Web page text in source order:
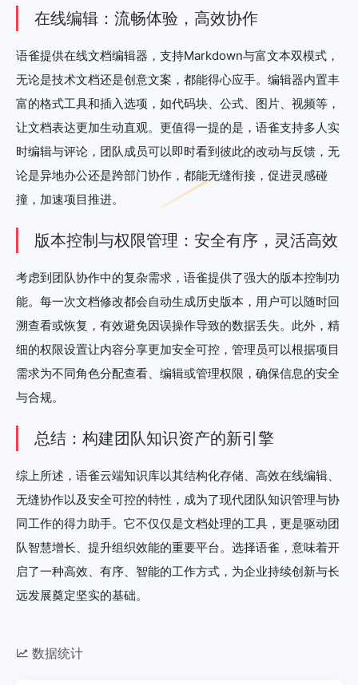
在线编辑：流畅体验，高效协作
语雀提供在线文档编辑器，支持Markdown与富文本双模式，
无论是技术文档还是创意文案，都能得心应手。编辑器内置丰
富的格式工具和插入选项，如代码块、公式、图片、视频等，
让文档表达更加生动直观。更值得一提的是，语雀支持多人实
时编辑与评论，团队成员可以即时看到彼此的改动与反馈，无
论是异地办公还是跨部门协作，都能无缝衔接，促进灵感碰
撞，加速项目推进。
版本控制与权限管理：安全有序，灵活高效
考虑到团队协作中的复杂需求，语雀提供了强大的版本控制功
能。每一次文档修改都会自动生成历史版本，用户可以随时回
溯查看或恢复，有效避免因误操作导致的数据丢失。此外，精
细的权限设置让内容分享更加安全可控，管理员可以根据项目
需求为不同角色分配查看、编辑或管理权限，确保信息的安全
与合规。
总结：构建团队知识资产的新引擎
综上所述，语雀云端知识库以其结构化存储、高效在线编辑、
无缝协作以及安全可控的特性，成为了现代团队知识管理与协
同工作的得力助手。它不仅仅是文档处理的工具，更是驱动团
队智慧增长、提升组织效能的重要平台。选择语雀，意味着开
启了一种高效、有序、智能的工作方式，为企业持续创新与长
远发展奠定坚实的基础。
数据统计